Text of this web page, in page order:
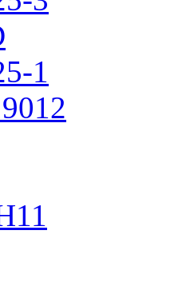
1